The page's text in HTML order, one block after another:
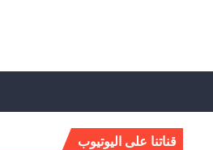
قناتنا على اليوتيوب